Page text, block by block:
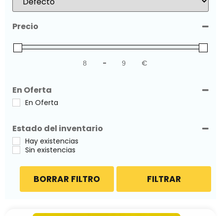
Precio
Minimum Price
- Maximum Price
€
En Oferta
En Oferta
Estado del inventario
Hay existencias
Sin existencias
FILTRAR
BORRAR FILTRO